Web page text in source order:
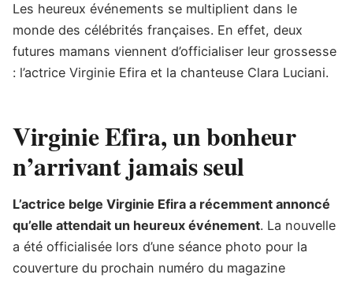
Les heureux événements se multiplient dans le
monde des célébrités françaises. En effet, deux
futures mamans viennent d’officialiser leur grossesse
: l’actrice Virginie Efira et la chanteuse Clara Luciani.
Virginie Efira, un bonheur
n’arrivant jamais seul
L’actrice belge Virginie Efira a récemment annoncé
qu’elle attendait un heureux événement. La nouvelle
a été officialisée lors d’une séance photo pour la
couverture du prochain numéro du magazine